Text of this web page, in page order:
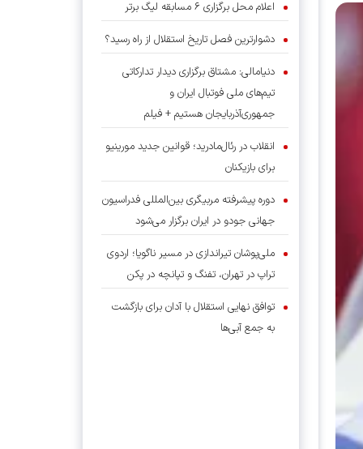
اعلام محل برگزاری ۶ مسابقه لیگ برتر
دشوارترین فصل تاریخ استقلال از راه رسید؟
دنیامالی: مشتاق برگزاری دیدار تدارکاتی
تیم‌های ملی فوتبال ایران و
جمهوری‌آذربایجان هستیم + فیلم
انقلاب در رئال‌مادرید؛ قوانین جدید مورینیو
برای بازیکنان
دوره پیشرفته مربیگری بین‌المللی فدراسیون
جهانی جودو در ایران برگزار می‌شود
ملی‌پوشان تیراندازی در مسیر ناگویا؛ اردوی
تراپ در تهران، تفنگ و تپانچه در پکن
توافق نهایی استقلال با آدان برای بازگشت
به جمع آبی‌ها